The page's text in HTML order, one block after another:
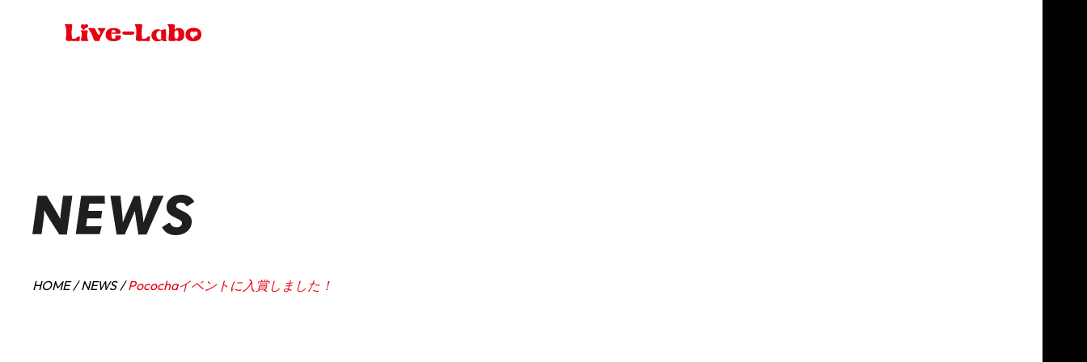
HOME NEWS Pocochaイベントに入賞しました！